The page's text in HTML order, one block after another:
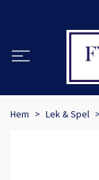
Hem Lek & Spel